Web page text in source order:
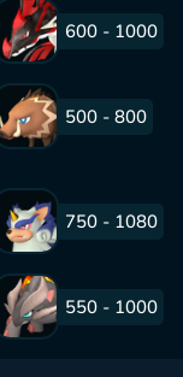
600 - 1000
500 - 800
750 - 1080
550 - 1000